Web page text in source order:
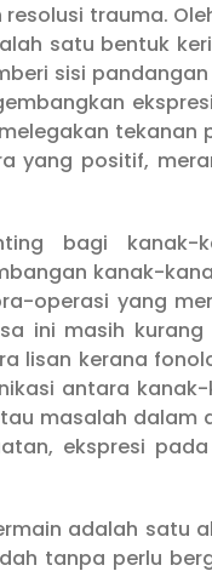
trauma.
satu bentuk
sisi
yang positif,
bagi kanak-
kanak-
operasi yang
ini masih
lisan kerana
antara
masalah dalam
ekspresi
adalah satu
tanpa perlu